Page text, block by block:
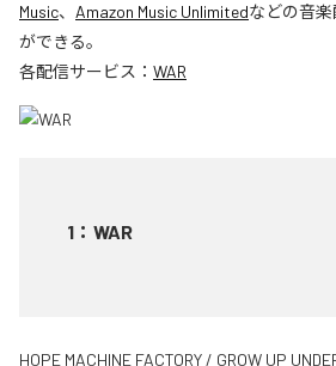
Music、 Amazon Music Unlimitedなどの音
ができる。
各配信サービス： WAR
1 ： WAR
HOPE MACHINE FACTORY / GROW UP